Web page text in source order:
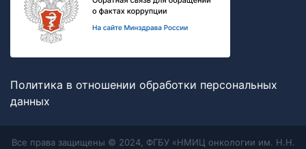
Политика в отношении обработки персональных
данных
Все права защищены © 2024, ФГБУ «НМИЦ онкологии им. Н.Н.